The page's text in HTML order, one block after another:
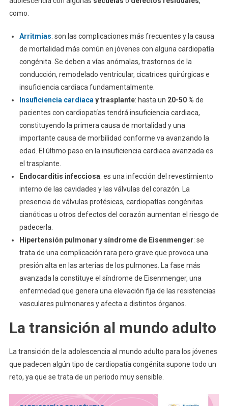
como:
Arritmias: son las complicaciones más frecuentes y la causa
de mortalidad más común en jóvenes con alguna cardiopatía
congénita. Se deben a vías anómalas, trastornos de la
conducción, remodelado ventricular, cicatrices quirúrgicas e
insuficiencia cardiaca fundamentalmente.
Insuficiencia cardiaca y trasplante: hasta un 20-50 % de
pacientes con cardiopatías tendrá insuficiencia cardiaca,
constituyendo la primera causa de mortalidad y una
importante causa de morbilidad conforme va avanzando la
edad. El último paso en la insuficiencia cardiaca avanzada es
el trasplante.
Endocarditis infecciosa: es una infección del revestimiento
interno de las cavidades y las válvulas del corazón. La
presencia de válvulas protésicas, cardiopatías congénitas
cianóticas u otros defectos del corazón aumentan el riesgo de
padecerla.
Hipertensión pulmonar y síndrome de Eisenmenger: se
trata de una complicación rara pero grave que provoca una
presión alta en las arterias de los pulmones. La fase más
avanzada la constituye el síndrome de Eisenmenger, una
enfermedad que genera una elevación fija de las resistencias
vasculares pulmonares y afecta a distintos órganos.
La transición al mundo adulto
La transición de la adolescencia al mundo adulto para los jóvenes
que padecen algún tipo de cardiopatía congénita supone todo un
reto, ya que se trata de un periodo muy sensible.